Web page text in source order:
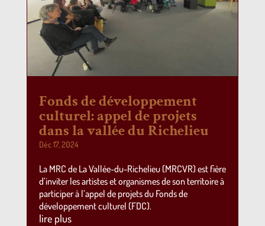
Fonds de développement
culturel: appel de projets
dans la vallée du Richelieu
Déc 17, 2024
La MRC de La Vallée-du-Richelieu (MRCVR) est fière
d’inviter les artistes et organismes de son territoire à
participer à l’appel de projets du Fonds de
développement culturel (FDC).
lire plus